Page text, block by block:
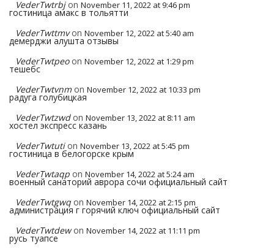
VederTwtrbj on November 11, 2022 at 9:46 pm
гостиница амакс в тольятти
VederTwttmv on November 12, 2022 at 5:40 am
демерджи алушта отзывы
VederTwtpeo on November 12, 2022 at 1:29 pm
тешебс
VederTwtvnm on November 12, 2022 at 10:33 pm
радуга голубицкая
VederTwtzwd on November 13, 2022 at 8:11 am
хостел экспресс казань
VederTwtuti on November 13, 2022 at 5:45 pm
гостиница в белогорске крым
VederTwtaqp on November 14, 2022 at 5:24 am
военный санаторий аврора сочи официальный сайт
VederTwtgwq on November 14, 2022 at 2:15 pm
администрация г горячий ключ официальный сайт
VederTwtdew on November 14, 2022 at 11:11 pm
русь туапсе